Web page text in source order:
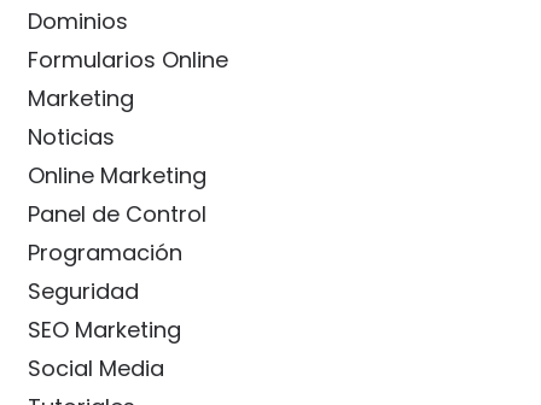
Dominios
Formularios Online
Marketing
Noticias
Online Marketing
Panel de Control
Programación
Seguridad
SEO Marketing
Social Media